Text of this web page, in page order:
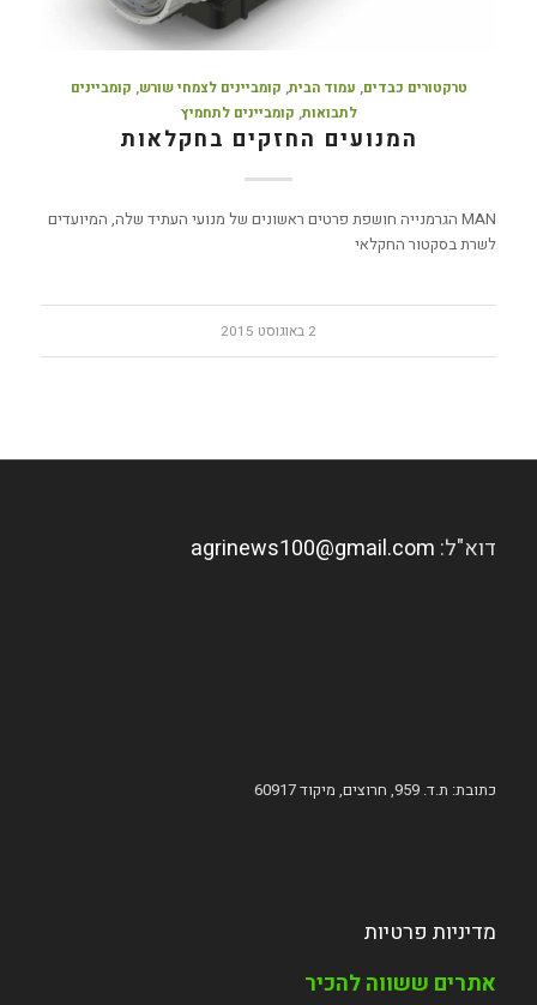
טרקטורים כבדים, עמוד הבית, קומביינים לצמחי שורש, קומביינים
לתבואות, קומביינים לתחמיץ
המנועים החזקים בחקלאות
MAN הגרמנייה חושפת פרטים ראשונים של מנועי העתיד שלה, המיועדים
לשרת בסקטור החקלאי
2 באוגוסט 2015
דוא"ל: agrinews100@gmail.com
כתובת: ת.ד. 959, חרוצים, מיקוד 60917
מדיניות פרטיות
אתרים ששווה להכיר